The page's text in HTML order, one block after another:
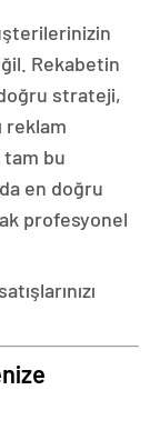
Rekabetin
strateji,
reklam
tam bu
en doğru
profesyonel